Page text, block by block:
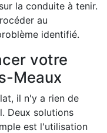
la conduite à tenir.
au
identifié.
votre
Meaux
il n'y a rien de
Deux solutions
est l'utilisation